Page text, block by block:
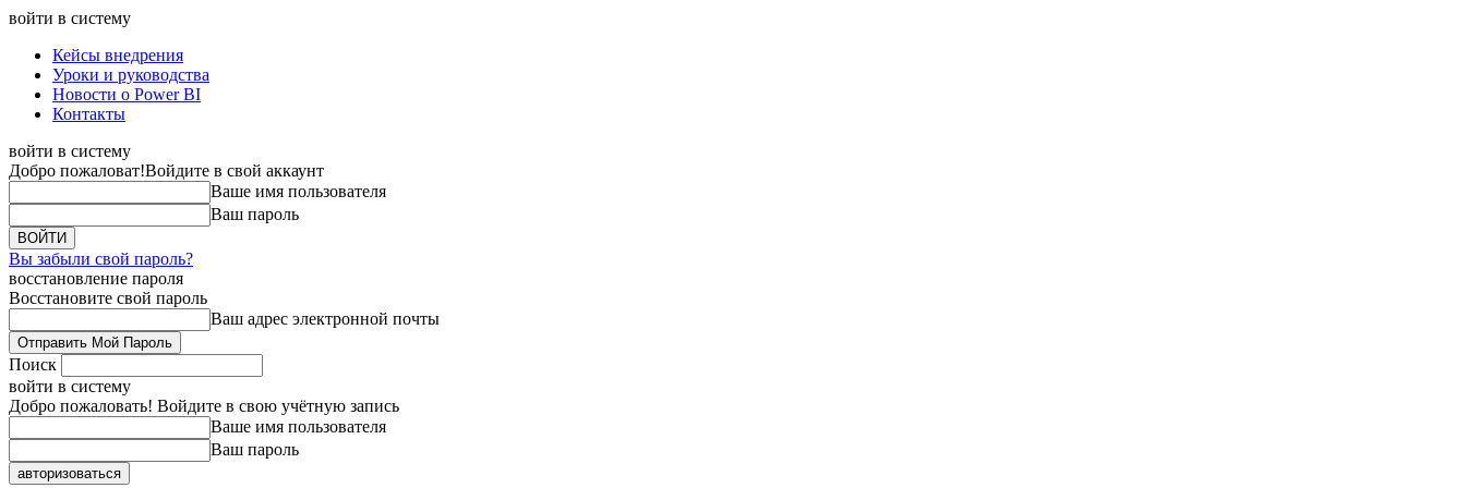
войти в систему
Кейсы внедрения
Уроки и руководства
Новости о Power BI
Контакты
войти в систему
Добро пожаловат!Войдите в свой аккаунт
Ваше имя пользователя
Ваш пароль
Вы забыли свой пароль?
восстановление пароля
Восстановите свой пароль
Ваш адрес электронной почты
Поиск
войти в систему
Добро пожаловать! Войдите в свою учётную запись
Ваше имя пользователя
Ваш пароль